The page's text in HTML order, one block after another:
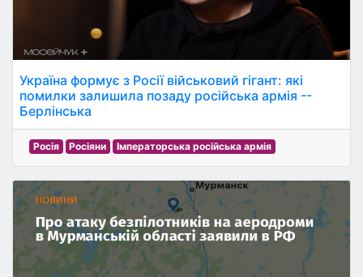
Україна формує з Росії військовий гігант: які
помилки залишила позаду російська армія --
Берлінська
Росія Росіяни Імператорська російська армія